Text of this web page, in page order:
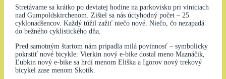
Stretávame sa krátko po deviatej hodine na parkovisku pri viniciach
nad Gumpoldskirchenom. Zišiel sa nás úctyhodný počet – 25
cyklonadšencov. Každý túžil zažiť niečo nové. Niečo, čo nezapadá
do bežného cyklistického dňa.
Pred samotným štartom nám pripadla milá povinnosť – symbolicky
pokrstiť nové bicykle: Vierkin nový e-bike dostal meno Maznáčik,
Ľubkin nový e-bike sa hrdí menom Eliška a Igorov nový trekový
bicykel zase menom Skotík.